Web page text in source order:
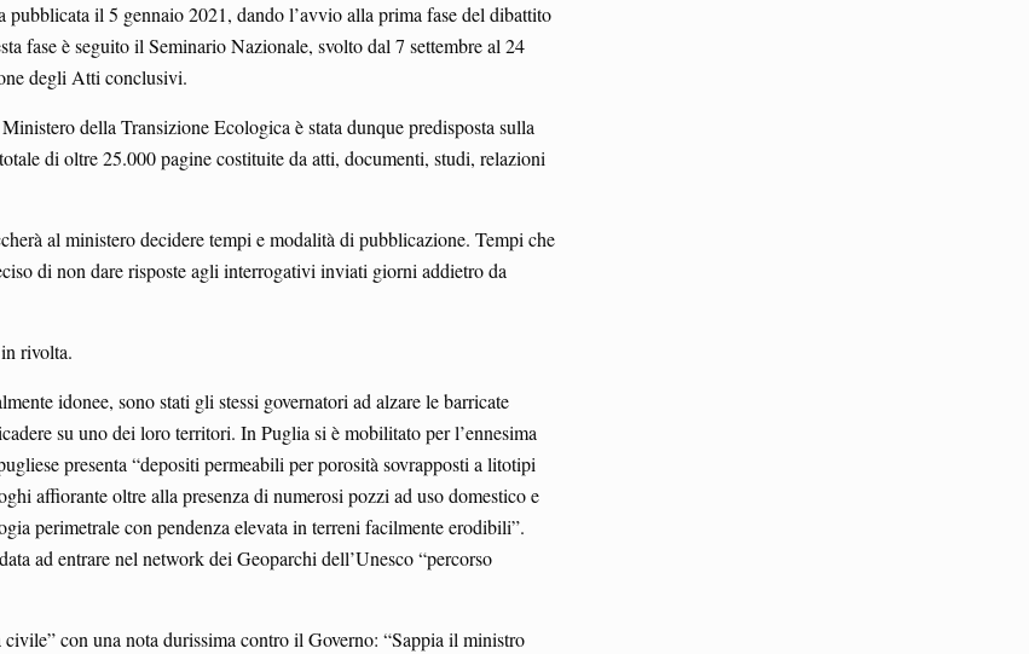
pubblicata il 5 gennaio 2021, dando l’avvio alla prima fase del dibattito
fase è seguito il Seminario Nazionale, svolto dal 7 settembre al 24
degli Atti conclusivi.
della Transizione Ecologica è stata dunque predisposta sulla
di oltre 25.000 pagine costituite da atti, documenti, studi, relazioni
al ministero decidere tempi e modalità di pubblicazione. Tempi che
di non dare risposte agli interrogativi inviati giorni addietro da
rivolta.
idonee, sono stati gli stessi governatori ad alzare le barricate
su uno dei loro territori. In Puglia si è mobilitato per l’ennesima
presenta “depositi permeabili per porosità sovrapposti a litotipi
affiorante oltre alla presenza di numerosi pozzi ad uso domestico e
perimetrale con pendenza elevata in terreni facilmente erodibili”.
ad entrare nel network dei Geoparchi dell’Unesco “percorso
con una nota durissima contro il Governo: “Sappia il ministro